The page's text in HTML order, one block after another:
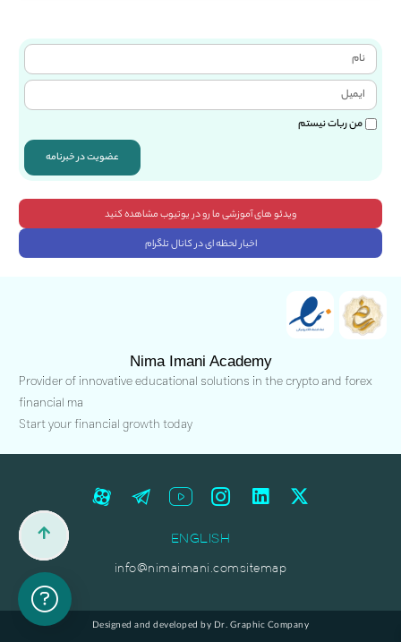
من ربات نیستم
عضویت در خبرنامه
ویدئو های آموزشی ما رو در یوتیوب مشاهده کنید
اخبار لحظه ای در کانال تلگرام
Nima Imani Academy
Provider of innovative educational solutions in the crypto and forex
financial ma
Start your financial growth today
ENGLISH
sitemap
info@nimaimani.com
Designed and developed by Dr. Graphic Company